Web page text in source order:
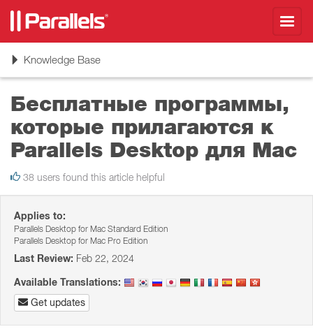
ToggleKnowledge Base
Бесплатные программы,
которые прилагаются к
Parallels Desktop для Mac
38 users found this article helpful
Applies to:
Parallels Desktop for Mac Standard Edition
Parallels Desktop for Mac Pro Edition
Last Review: Feb 22, 2024
Available Translations:
Get updates